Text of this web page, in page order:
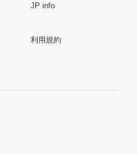
JP info
利用規約